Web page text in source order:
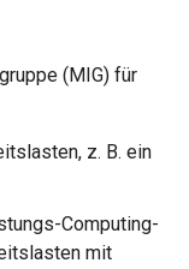
(MIG) für
z. B. ein
Computing-
mit